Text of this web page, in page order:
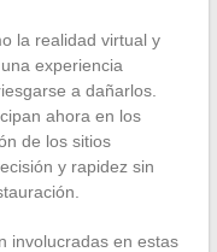
la realidad virtual y
experiencia
a dañarlos.
ahora en los
de los sitios
y rapidez sin
involucradas en estas